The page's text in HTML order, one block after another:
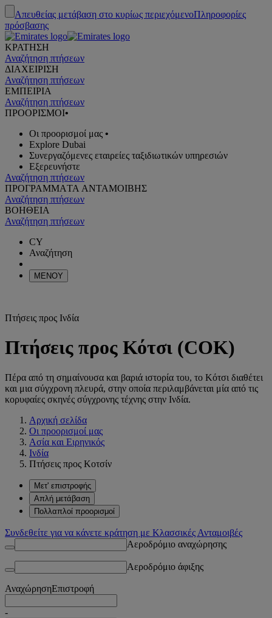
Απευθείας μετάβαση στο κυρίως περιεχόμενοΠληροφορίες
πρόσβασης
ΚΡΑΤΗΣΗ
Αναζήτηση πτήσεων
ΔΙΑΧΕΙΡΙΣΗ
Αναζήτηση πτήσεων
ΕΜΠΕΙΡΙΑ
Αναζήτηση πτήσεων
ΠΡΟΟΡΙΣΜΟΙ•
Οι προορισμοί μας •
Explore Dubai
Συνεργαζόμενες εταιρείες ταξιδιωτικών υπηρεσιών
Εξερευνήστε
Αναζήτηση πτήσεων
ΠΡΟΓΡΑΜΜΑTA ΑΝΤΑΜΟΙΒΗΣ
Αναζήτηση πτήσεων
ΒΟΗΘΕΙΑ
Αναζήτηση πτήσεων
CY
Αναζήτηση
ΜΕΝΟΥ
Πτήσεις προς Ινδία
Πτήσεις προς Κότσι (COK)
Πέρα από τη σημαίνουσα και βαριά ιστορία του, το Κότσι διαθέτει
και μια σύγχρονη πλευρά, στην οποία περιλαμβάνεται μία από τις
κορυφαίες σκηνές σύγχρονης τέχνης στην Ινδία.
Αρχική σελίδα
Οι προορισμοί μας
Ασία και Ειρηνικός
Ινδία
Πτήσεις προς Κοτσίν
Μετ' επιστροφής
Απλή μετάβαση
Πολλαπλοί προορισμοί
Συνδεθείτε για να κάνετε κράτηση με Κλασσικές Ανταμοιβές
Αεροδρόμιο αναχώρησης
Αεροδρόμιο άφιξης
ΑναχώρησηΕπιστροφή
-